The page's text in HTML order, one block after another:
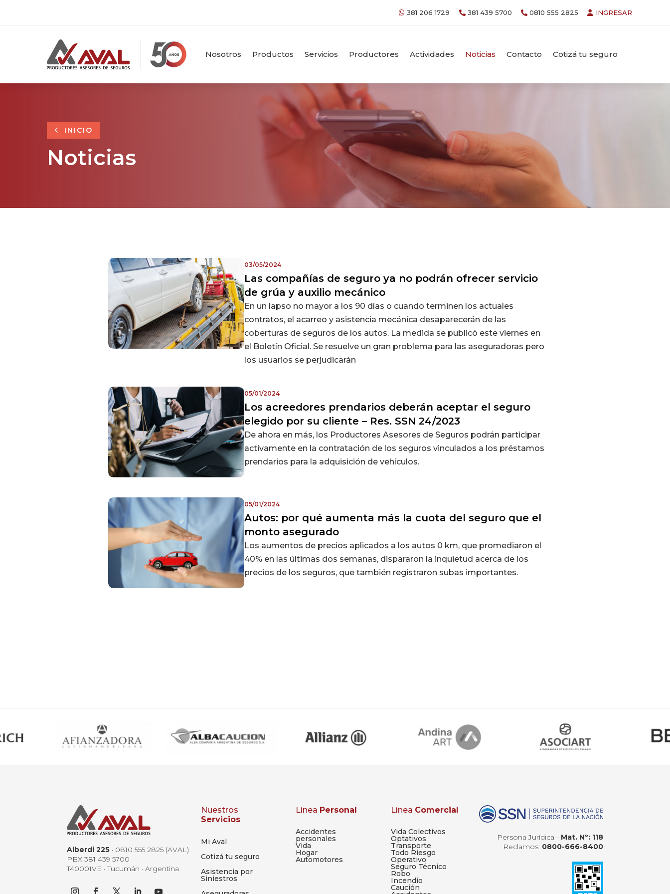
381 206 1729 381 439 5700 0810 555 2825 INGRESAR
Nosotros Productos Servicios Productores Actividades Noticias Contacto Cotizá tu seguro
INICIO
Noticias
03/05/2024
Las compañías de seguro ya no podrán ofrecer servicio
de grúa y auxilio mecánico
En un lapso no mayor a los 90 días o cuando terminen los actuales
contratos, el acarreo y asistencia mecánica desaparecerán de las
coberturas de seguros de los autos. La medida se publicó este viernes en
el Boletín Oficial. Se resuelve un gran problema para las aseguradoras pero
los usuarios se perjudicarán
05/01/2024
Los acreedores prendarios deberán aceptar el seguro
elegido por su cliente – Res. SSN 24/2023
De ahora en más, los Productores Asesores de Seguros podrán participar
activamente en la contratación de los seguros vinculados a los préstamos
prendarios para la adquisición de vehículos.
05/01/2024
Autos: por qué aumenta más la cuota del seguro que el
monto asegurado
Los aumentos de precios aplicados a los autos 0 km, que promediaron el
40% en las últimas dos semanas, dispararon la inquietud acerca de los
precios de los seguros, que también registraron subas importantes.
Alberdi 225 · 0810 555 2825 (AVAL)
PBX 381 439 5700
T4000IVE · Tucumán · Argentina
Nuestros
Servicios
Mi Aval
Cotizá tu seguro
Asistencia por
Siniestros
Línea Personal
Accidentes
personales
Vida
Hogar
Automotores
Línea Comercial
Vida Colectivos
Optativos
Transporte
Todo Riesgo
Operativo
Seguro Técnico
Robo
Incendio
Caución
Persona Jurídica - Mat. Nº: 118
Reclamos: 0800-666-8400